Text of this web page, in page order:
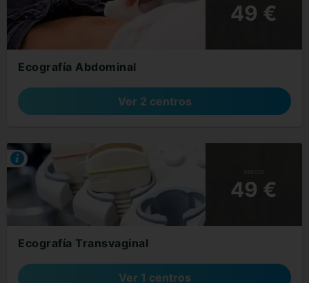
49 €
Ecografía Abdominal
Ver 2 centros
49 €
Ecografía Transvaginal
Ver 1 centros